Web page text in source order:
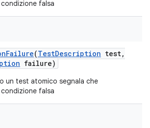
falsa
Failure(TestDescription test,
failure)
un test atomico segnala che
falsa